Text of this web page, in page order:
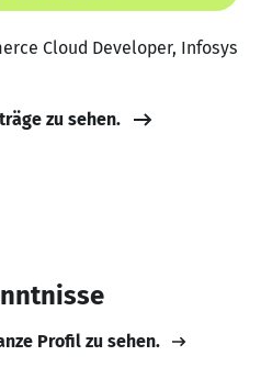
Cloud Developer, Infosys
zu sehen.
Profil zu sehen.